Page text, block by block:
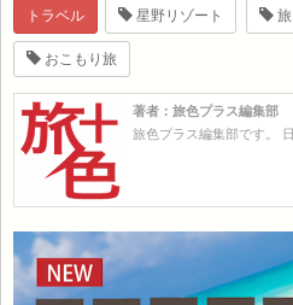
トラベル 星野リゾート 旅
おこもり旅
著者：旅色プラス編集部
旅色プラス編集部です。